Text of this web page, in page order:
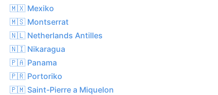
🇲🇽 Mexiko
🇲🇸 Montserrat
🇳🇱 Netherlands Antilles
🇳🇮 Nikaragua
🇵🇦 Panama
🇵🇷 Portoriko
🇵🇲 Saint-Pierre a Miquelon